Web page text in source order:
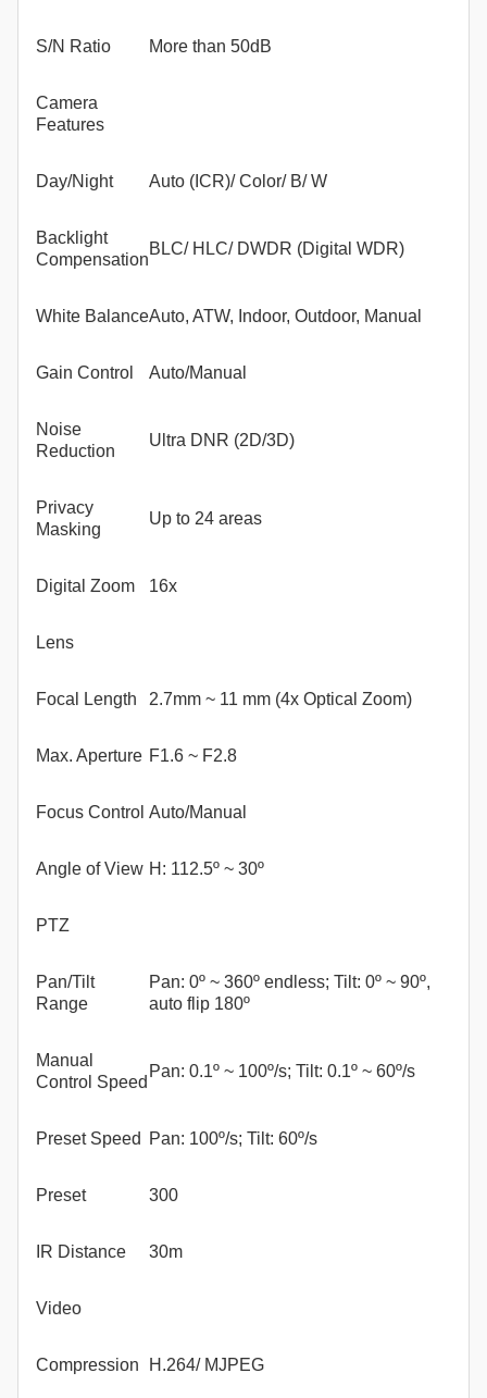
S/N Ratio More than 50dB
Camera
Features
Day/Night Auto (ICR)/ Color/ B/ W
Backlight
Compensation
BLC/ HLC/ DWDR (Digital WDR)
White BalanceAuto, ATW, Indoor, Outdoor, Manual
Gain Control Auto/Manual
Noise
Reduction
Ultra DNR (2D/3D)
Privacy
Masking
Up to 24 areas
Digital Zoom 16x
Lens
Focal Length 2.7mm ~ 11 mm (4x Optical Zoom)
Max. Aperture F1.6 ~ F2.8
Focus Control Auto/Manual
Angle of View H: 112.5º ~ 30º
PTZ
Pan/Tilt
Range
Pan: 0º ~ 360º endless; Tilt: 0º ~ 90º,
auto flip 180º
Manual
Control Speed
Pan: 0.1º ~ 100º/s; Tilt: 0.1º ~ 60º/s
Preset Speed Pan: 100º/s; Tilt: 60º/s
Preset 300
IR Distance 30m
Video
Compression H.264/ MJPEG